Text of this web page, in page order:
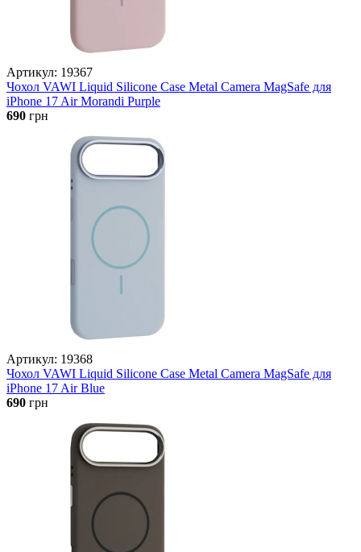
Артикул: 19367
Чохол VAWI Liquid Silicone Case Metal Camera MagSafe для
iPhone 17 Air Morandi Purple
690 грн
Артикул: 19368
Чохол VAWI Liquid Silicone Case Metal Camera MagSafe для
iPhone 17 Air Blue
690 грн